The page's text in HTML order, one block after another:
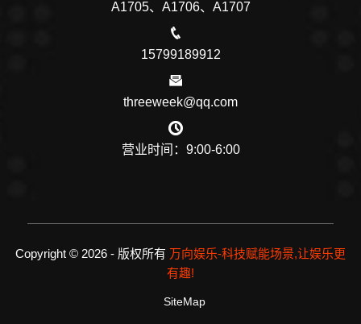
A1705、A1706、A1707
15799189912
threeweek@qq.com
营业时间：9:00-6:00
Copyright © 2026 - 版权所有 万向娱乐-科技赋能场景,让娱乐更
有趣!
SiteMap